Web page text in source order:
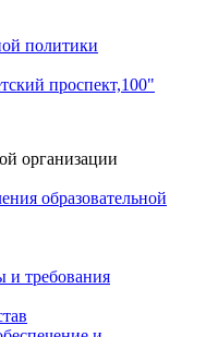
политики
проспект,100"
организации
образовательной
и требования